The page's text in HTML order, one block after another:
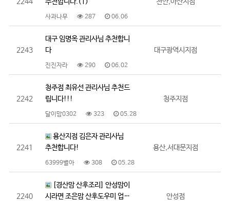
사과나무 287 06.06
2243
대구 임명옥 관리사님 추천합니
다
진진자라 290 06.02
대구광역시지점
2242
청주점 최유선 관리사님 추천드
립니다!!!
달이맘0302 323 05.28
청주지점
2241
용산지점 김은자 관리사님
추천합니다!
63999별아 308 05.28
용산,서대문지점
2240
[경산맘 산후조리] 안성맘이
시라면 조은맘 산후도우미 업…
안성점